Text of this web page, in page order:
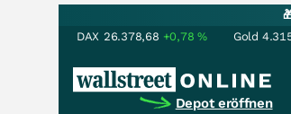
DAX 26.378,68 +0,78% Gold
Depot eröffnen